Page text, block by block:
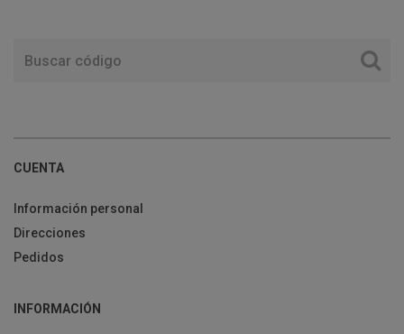
CUENTA
Información personal
Direcciones
Pedidos
INFORMACIÓN